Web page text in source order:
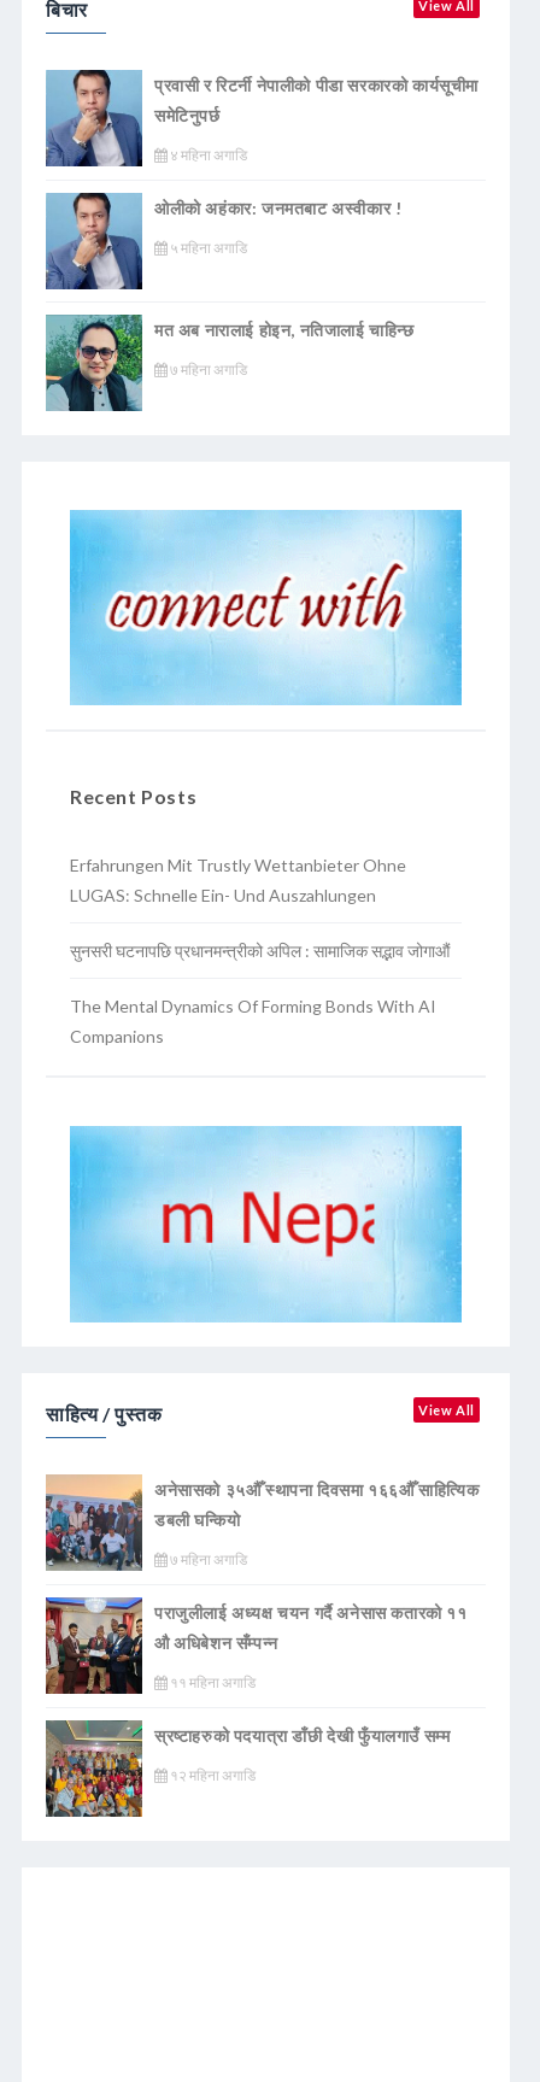
बिचार View All
प्रवासी र रिटर्नी नेपालीको पीडा सरकारको कार्यसूचीमा
समेटिनुपर्छ
४ महिना अगाडि
ओलीको अहंकार: जनमतबाट अस्वीकार !
५ महिना अगाडि
मत अब नारालाई होइन, नतिजालाई चाहिन्छ
७ महिना अगाडि
Recent Posts
Erfahrungen Mit Trustly Wettanbieter Ohne
LUGAS: Schnelle Ein- Und Auszahlungen
सुनसरी घटनापछि प्रधानमन्त्रीको अपिल : सामाजिक सद्भाव जोगाऔं
The Mental Dynamics Of Forming Bonds With AI
Companions
साहित्य / पुस्तक View All
अनेसासको ३५औँ स्थापना दिवसमा १६६औँ साहित्यिक
डबली घन्कियाे
७ महिना अगाडि
पराजुलीलाई अध्यक्ष चयन गर्दै अनेसास कतारको ११
औ अधिबेशन सँम्पन्न
११ महिना अगाडि
स्रष्टाहरुको पदयात्रा डाँछी देखी फुँयालगाउँ सम्म
१२ महिना अगाडि